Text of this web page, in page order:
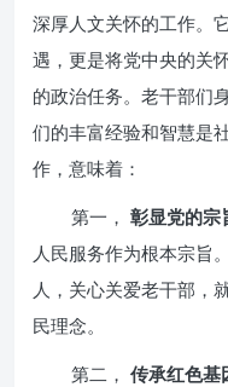
深厚人文关怀的工作。
遇，更是将党中央的关
的政治任务。老干部们
们的丰富经验和智慧是
作，意味着：
第一， 彰显党的宗
人民服务作为根本宗旨
人，关心关爱老干部，
民理念。
第二， 传承红色基